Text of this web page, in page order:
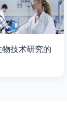
技术研究的